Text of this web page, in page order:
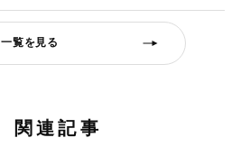
一覧を見る
関連記事